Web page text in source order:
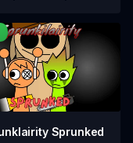
Sprunked